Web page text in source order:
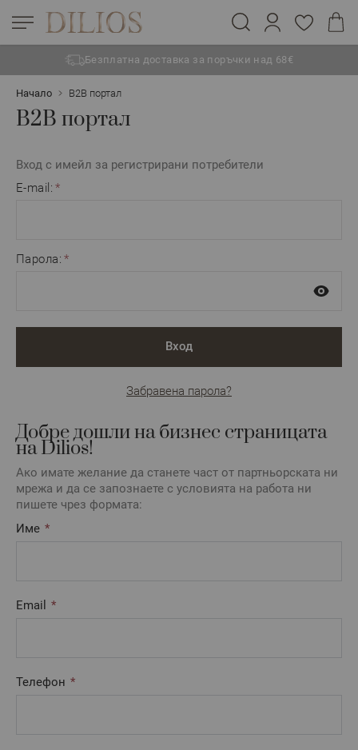
Безплатна доставка за поръчки над 68€
Начало B2B портал
B2B портал
Вход с имейл за регистрирани потребители
E-mail:
Парола:
Вход
Забравена парола?
Добре дошли на бизнес страницата
на Dilios!
Ако имате желание да станете част от партньорската ни
мрежа и да се запознаете с условията на работа ни
пишете чрез формата:
Име
Email
Телефон